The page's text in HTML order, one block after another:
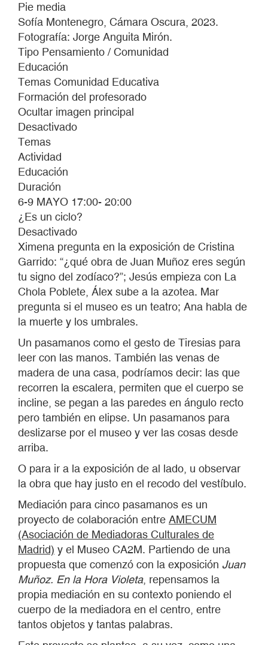
ESCUCHA
Y
OBSERVACIÓN
PARA
PROFESORADO
CON
SOFÍA
MONTENEGRO.
Pie media
Sofía Montenegro, Cámara Oscura, 2023.
Fotografía: Jorge Anguita Mirón.
Tipo Pensamiento / Comunidad
Educación
Temas Comunidad Educativa
Formación del profesorado
Ocultar imagen principal
Desactivado
Temas
Actividad
Educación
Duración
6-9 MAYO 17:00- 20:00
¿Es un ciclo?
Desactivado
Ximena pregunta en la exposición de Cristina
Garrido: “¿qué obra de Juan Muñoz eres según
tu signo del zodíaco?”; Jesús empieza con La
Chola Poblete, Álex sube a la azotea. Mar
pregunta si el museo es un teatro; Ana habla de
la muerte y los umbrales.
Un pasamanos como el gesto de Tiresias para
leer con las manos. También las venas de
madera de una casa, podríamos decir: las que
recorren la escalera, permiten que el cuerpo se
incline, se pegan a las paredes en ángulo recto
pero también en elipse. Un pasamanos para
deslizarse por el museo y ver las cosas desde
arriba.
O para ir a la exposición de al lado, u observar
la obra que hay justo en el recodo del vestíbulo.
Mediación para cinco pasamanos es un
proyecto de colaboración entre AMECUM
(Asociación de Mediadoras Culturales de
Madrid) y el Museo CA2M. Partiendo de una
propuesta que comenzó con la exposición Juan
Muñoz. En la Hora Violeta, repensamos la
propia mediación en su contexto poniendo el
cuerpo de la mediadora en el centro, entre
tantos objetos y tantas palabras.